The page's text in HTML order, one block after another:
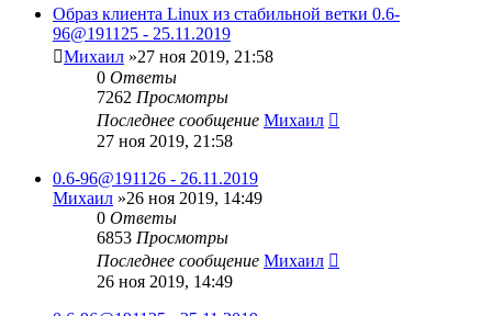
Образ клиента Linux из стабильной ветки 0.6-
96@191125 - 25.11.2019
Михаил »27 ноя 2019, 21:58
0 Ответы
7262 Просмотры
Последнее сообщение Михаил
27 ноя 2019, 21:58
0.6-96@191126 - 26.11.2019
Михаил »26 ноя 2019, 14:49
0 Ответы
6853 Просмотры
Последнее сообщение Михаил
26 ноя 2019, 14:49